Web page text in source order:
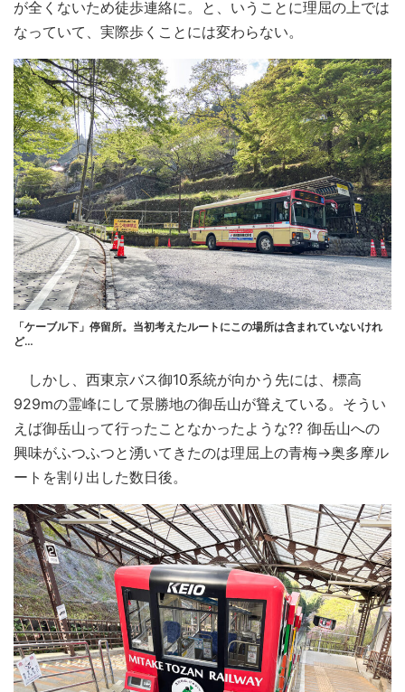
が全くないため徒歩連絡に。と、いうことに理屈の上では
なっていて、実際歩くことには変わらない。
「ケーブル下」停留所。当初考えたルートにこの場所は含まれていないけれ
ど…
しかし、西東京バス御10系統が向かう先には、標高
929mの霊峰にして景勝地の御岳山が聳えている。そうい
えば御岳山って行ったことなかったような?? 御岳山への
興味がふつふつと湧いてきたのは理屈上の青梅→奥多摩ル
ートを割り出した数日後。